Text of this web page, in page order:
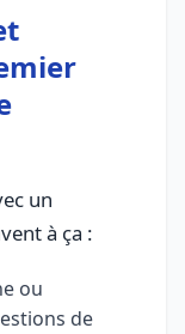
un
à ça :
ou
de